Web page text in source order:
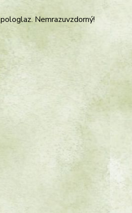
Nemrazuvzdorný!